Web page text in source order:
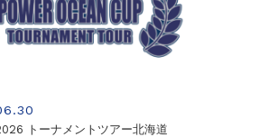
トーナメントツアー北海道